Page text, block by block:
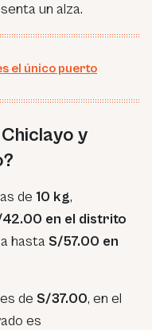
un alza.
el único puerto
y
de 10 kg,
en el distrito
hasta S/57.00 en
de S/37.00, en el
es